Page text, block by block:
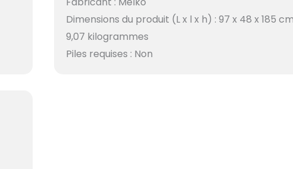
Dimensions du produit (L x l x h) : 97 x 48 x 185
9,07 kilogrammes
Piles requises : Non